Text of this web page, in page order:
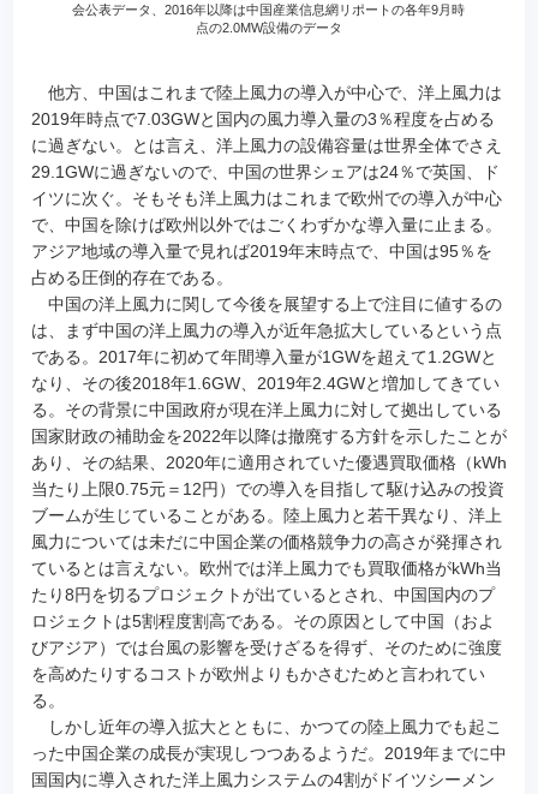
会公表データ、2016年以降は中国産業信息網リポートの各年9月時
点の2.0MW設備のデータ
他方、中国はこれまで陸上風力の導入が中心で、洋上風力は
2019年時点で7.03GWと国内の風力導入量の3％程度を占める
に過ぎない。とは言え、洋上風力の設備容量は世界全体でさえ
29.1GWに過ぎないので、中国の世界シェアは24％で英国、ド
イツに次ぐ。そもそも洋上風力はこれまで欧州での導入が中心
で、中国を除けば欧州以外ではごくわずかな導入量に止まる。
アジア地域の導入量で見れば2019年末時点で、中国は95％を
占める圧倒的存在である。
中国の洋上風力に関して今後を展望する上で注目に値するの
は、まず中国の洋上風力の導入が近年急拡大しているという点
である。2017年に初めて年間導入量が1GWを超えて1.2GWと
なり、その後2018年1.6GW、2019年2.4GWと増加してきてい
る。その背景に中国政府が現在洋上風力に対して拠出している
国家財政の補助金を2022年以降は撤廃する方針を示したことが
あり、その結果、2020年に適用されていた優遇買取価格（kWh
当たり上限0.75元＝12円）での導入を目指して駆け込みの投資
ブームが生じていることがある。陸上風力と若干異なり、洋上
風力については未だに中国企業の価格競争力の高さが発揮され
ているとは言えない。欧州では洋上風力でも買取価格がkWh当
たり8円を切るプロジェクトが出ているとされ、中国国内のプ
ロジェクトは5割程度割高である。その原因として中国（およ
びアジア）では台風の影響を受けざるを得ず、そのために強度
を高めたりするコストが欧州よりもかさむためと言われてい
る。
しかし近年の導入拡大とともに、かつての陸上風力でも起こ
った中国企業の成長が実現しつつあるようだ。2019年までに中
国国内に導入された洋上風力システムの4割がドイツシーメン